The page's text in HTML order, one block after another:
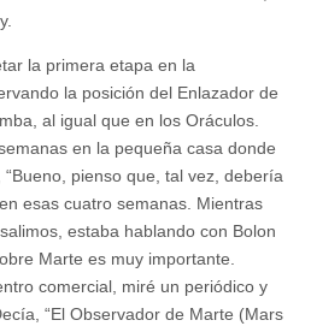
la primera etapa en la
la posición del Enlazador de
al igual que en los Oráculos.
en la pequeña casa donde
pienso que, tal vez, debería
esas cuatro semanas. Mientras
estaba hablando con Bolon
Marte es muy importante.
comercial, miré un periódico y
“El Observador de Marte (Mars